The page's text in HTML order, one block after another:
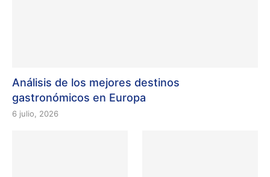
Análisis de los mejores destinos
gastronómicos en Europa
6 julio, 2026